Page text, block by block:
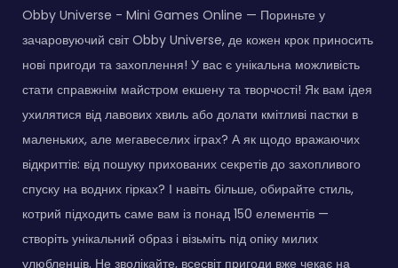
Obby Universe - Mini Games Online — Пориньте у
зачаровуючий світ Obby Universe, де кожен крок приносить
нові пригоди та захоплення! У вас є унікальна можливість
стати справжнім майстром екшену та творчості! Як вам ідея
ухилятися від лавових хвиль або долати кмітливі пастки в
маленьких, але мегавеселих іграх? А як щодо вражаючих
відкриттів: від пошуку прихованих секретів до захопливого
спуску на водних гірках? І навіть більше, обирайте стиль,
котрий підходить саме вам із понад 150 елементів —
створіть унікальний образ і візьміть під опіку милих
улюбленців. Не зволікайте, всесвіт пригоди вже чекає на